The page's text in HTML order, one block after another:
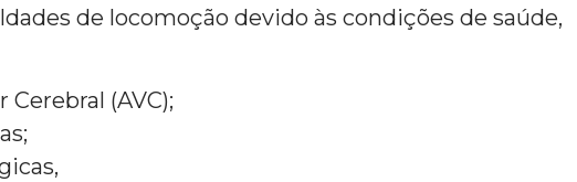
de locomoção devido às condições de saúde,
(AVC);